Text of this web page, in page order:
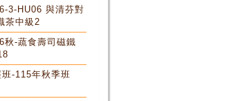
3-HU06 與清芬對
茶中級2
秋-蔬食壽司磁鐵
班-115年秋季班